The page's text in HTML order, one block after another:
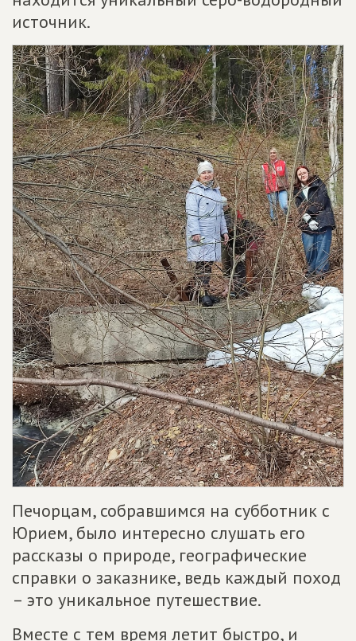
источник.
Печорцам, собравшимся на субботник с
Юрием, было интересно слушать его
рассказы о природе, географические
справки о заказнике, ведь каждый поход
– это уникальное путешествие.
Вместе с тем время летит быстро, и